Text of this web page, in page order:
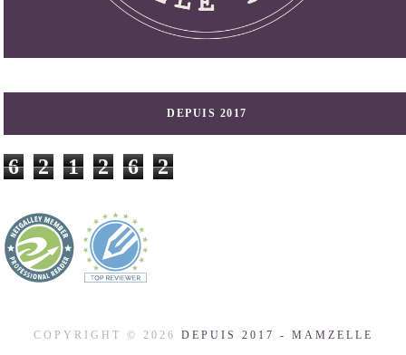
DEPUIS 2017
6 2 1 2 6 2
COPYRIGHT © 2026 DEPUIS 2017 - MAMZELLE